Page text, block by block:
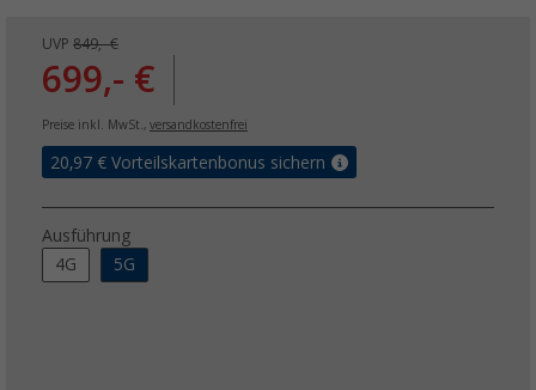
UVP 849,- €
699,- €
Preise inkl. MwSt., versandkostenfrei
20,97 € Vorteilskartenbonus sichern
Ausführung
4G
5G